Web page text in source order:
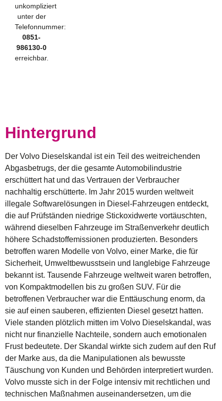
unkompliziert
unter der
Telefonnummer:
0851-
986130-0
erreichbar.
Hintergrund
Der Volvo Dieselskandal ist ein Teil des weitreichenden
Abgasbetrugs, der die gesamte Automobilindustrie
erschüttert hat und das Vertrauen der Verbraucher
nachhaltig erschütterte. Im Jahr 2015 wurden weltweit
illegale Softwarelösungen in Diesel-Fahrzeugen entdeckt,
die auf Prüfständen niedrige Stickoxidwerte vortäuschten,
während dieselben Fahrzeuge im Straßenverkehr deutlich
höhere Schadstoffemissionen produzierten. Besonders
betroffen waren Modelle von Volvo, einer Marke, die für
Sicherheit, Umweltbewusstsein und langlebige Fahrzeuge
bekannt ist. Tausende Fahrzeuge weltweit waren betroffen,
von Kompaktmodellen bis zu großen SUV. Für die
betroffenen Verbraucher war die Enttäuschung enorm, da
sie auf einen sauberen, effizienten Diesel gesetzt hatten.
Viele standen plötzlich mitten im Volvo Dieselskandal , was
nicht nur finanzielle Nachteile, sondern auch emotionalen
Frust bedeutete. Der Skandal wirkte sich zudem auf den Ruf
der Marke aus, da die Manipulationen als bewusste
Täuschung von Kunden und Behörden interpretiert wurden.
Volvo musste sich in der Folge intensiv mit rechtlichen und
technischen Maßnahmen auseinandersetzen, um die